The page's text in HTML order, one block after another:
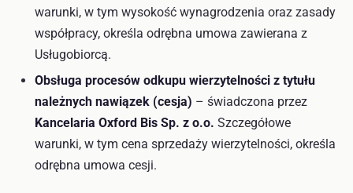
warunki, w tym wysokość wynagrodzenia oraz zasady
współpracy, określa odrębna umowa zawierana z
Usługobiorcą.
Obsługa procesów odkupu wierzytelności z tytułu
należnych nawiązek (cesja) – świadczona przez
Kancelaria Oxford Bis Sp. z o.o. Szczegółowe
warunki, w tym cena sprzedaży wierzytelności, określa
odrębna umowa cesji.